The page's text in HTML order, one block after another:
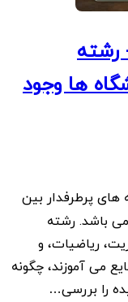
رشته
ها وجود
پرطرفدار بین
باشد. رشته
ریاضیات، و
می آموزند، چگونه
را بررسی…